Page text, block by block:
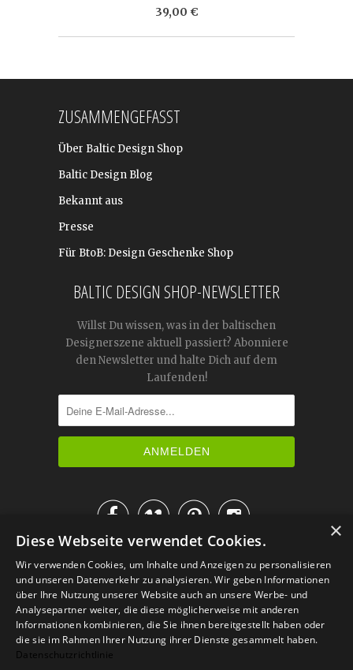
39,00 €
ZUSAMMENGEFASST
Über Baltic Design Shop
Baltic Design Blog
Bekannt aus
Presse
Für BtoB: Design Geschenke Shop
BALTIC DESIGN SHOP-NEWSLETTER
Willst Du wissen, was in der baltischen
Designerszene aktuell passiert? Abonniere
den Newsletter und halte Dich auf dem
Laufenden!

IM KATALOG BLÄTTERN
×
Diese Webseite verwendet Cookies.
Wir verwenden Cookies, um Inhalte und Anzeigen zu personalisieren
und unseren Datenverkehr zu analysieren. Wir geben Informationen
über Ihre Nutzung unserer Website auch an unsere Werbe- und
Analysepartner weiter, die diese möglicherweise mit anderen
Informationen kombinieren, die Sie ihnen bereitgestellt haben oder
die sie im Rahmen Ihrer Nutzung ihrer Dienste gesammelt haben.
Datenschutzrichtlinie